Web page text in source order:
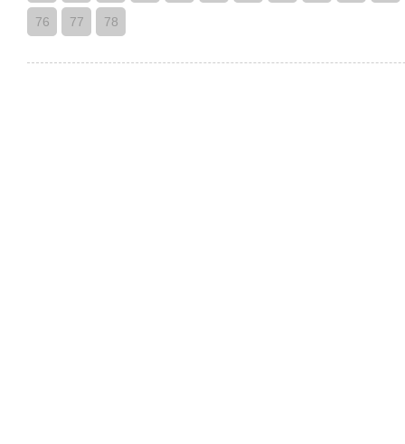
76 77 78